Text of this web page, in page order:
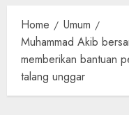
Home
Umum
Muhammad Akib
memberikan bantuan
talang unggar